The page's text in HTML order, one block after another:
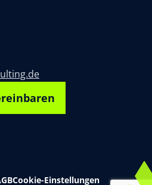
Cookie-Einstellungen